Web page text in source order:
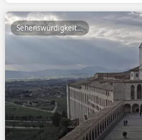
Sehenswürdigkeiten